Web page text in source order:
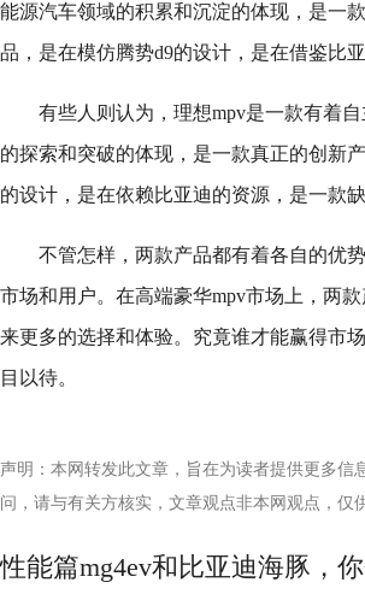
能源汽车领域的积累和沉淀的体现，是一
品，是在模仿腾势d9的设计，是在借鉴比
有些人则认为，理想mpv是一款有着
的探索和突破的体现，是一款真正的创新
的设计，是在依赖比亚迪的资源，是一款
不管怎样，两款产品都有着各自的优
市场和用户。在高端豪华mpv市场上，两
来更多的选择和体验。究竟谁才能赢得市
目以待。
声明：本网转发此文章，旨在为读者提供更多
问，请与有关方核实，文章观点非本网观点，仅
性能篇mg4ev和比亚迪海豚，